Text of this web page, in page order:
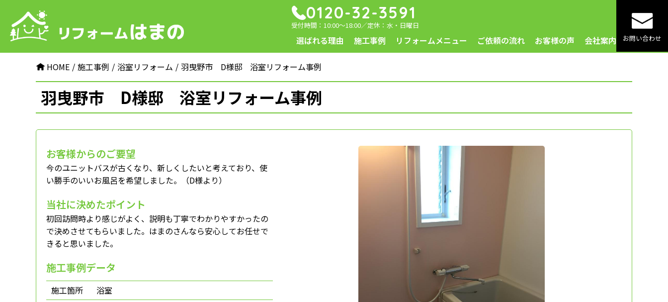
0120-32-3591
受付時間：10:00～18:00／定休：水・日曜日
選ばれる理由 施工事例 リフォームメニュー ご依頼の流れ お客様の声 会社案内 お問い合わせ
HOME 施⼯事例 浴室リフォーム 羽曳野市 D様邸 浴室リフォーム事例
羽曳野市 D様邸 浴室リフォーム事例
お客様からのご要望
今のユニットバスが古くなり、新しくしたいと考えており、使
い勝手のいいお風呂を希望しました。（D様より）
当社に決めたポイント
初回訪問時より感じがよく、説明も丁寧でわかりやすかったの
で決めさせてもらいました。はまのさんなら安心してお任せで
きると思いました。
施工事例データ
施工箇所
浴室